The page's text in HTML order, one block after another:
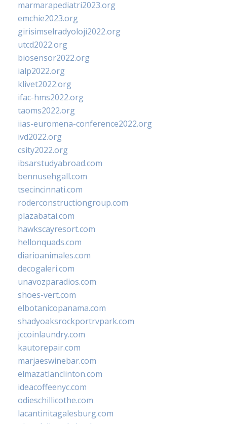
marmarapediatri2023.org
emchie2023.org
girisimselradyoloji2022.org
utcd2022.org
biosensor2022.org
ialp2022.org
klivet2022.org
ifac-hms2022.org
taoms2022.org
iias-euromena-conference2022.org
ivd2022.org
csity2022.org
ibsarstudyabroad.com
bennusehgall.com
tsecincinnati.com
roderconstructiongroup.com
plazabatai.com
hawkscayresort.com
hellonquads.com
diarioanimales.com
decogaleri.com
unavozparadios.com
shoes-vert.com
elbotanicopanama.com
shadyoaksrockportrvpark.com
jccoinlaundry.com
kautorepair.com
marjaeswinebar.com
elmazatlanclinton.com
ideacoffeenyc.com
odieschillicothe.com
lacantinitagalesburg.com